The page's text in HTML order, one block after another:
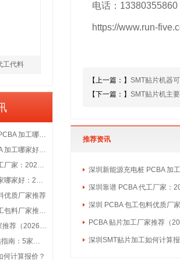
电话：13380355860
https://www.run-
【上一篇：】 SMT贴片机器
【下一篇：】 SMT贴片机主
推荐资讯
深圳新能源充电桩 PCBA 加
深圳靠谱 PCBA 代工厂家：
深圳 PCBA 包工包料优质厂
PCBA 贴片加工厂家推荐（
深圳SMT贴片加工如何计算
工代料
深圳新能源充电桩 PCBA 加工哪家好：2026 权威选型指南
深圳智能玩具 PCBA 加工哪家好：2026 权威选型指南
深圳靠谱 PCBA 代工厂家：2026 年权威选型指南
深圳 PCBA 加工厂家哪家好：2026 权威选型指南
优质厂家推荐
深圳专业 PCBA 包工包料厂家推荐：2026 年权威选型指南
PCBA 贴片加工厂家推荐（2026 权威指南）
深圳PCBA加工优选指南：5家具备IATF 16949资质的源头工厂深度盘点
何计算报价？